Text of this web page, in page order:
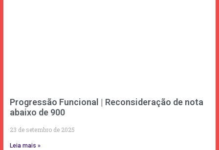
Progressão Funcional | Reconsideração de nota
abaixo de 900
23 de setembro de 2025
Leia mais »